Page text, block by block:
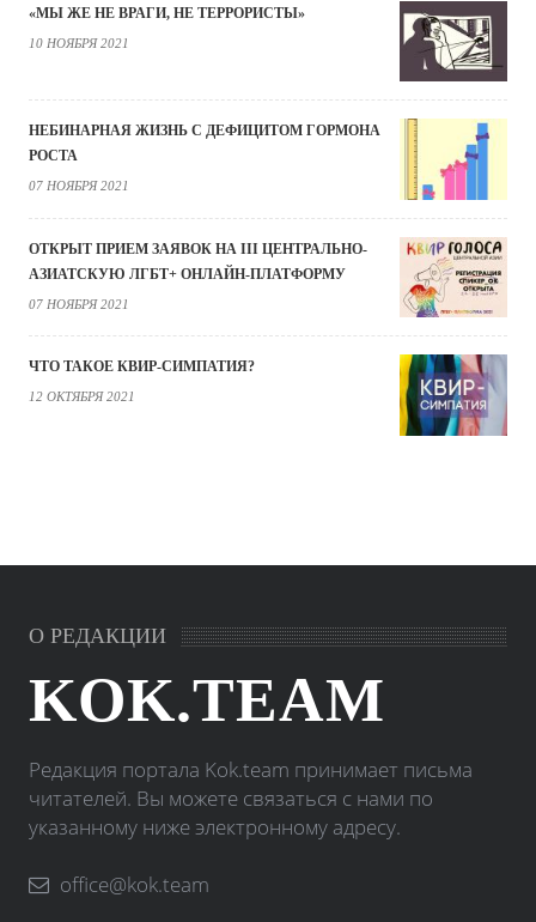
«МЫ ЖЕ НЕ ВРАГИ, НЕ ТЕРРОРИСТЫ»
10 НОЯБРЯ 2021
НЕБИНАРНАЯ ЖИЗНЬ С ДЕФИЦИТОМ ГОРМОНА
РОСТА
07 НОЯБРЯ 2021
ОТКРЫТ ПРИЕМ ЗАЯВОК НА III ЦЕНТРАЛЬНО-
АЗИАТСКУЮ ЛГБТ+ ОНЛАЙН-ПЛАТФОРМУ
07 НОЯБРЯ 2021
ЧТО ТАКОЕ КВИР-СИМПАТИЯ?
12 ОКТЯБРЯ 2021
О РЕДАКЦИИ
KOK.TEAM
Редакция портала Kok.team принимает письма
читателей. Вы можете связаться с нами по
указанному ниже электронному адресу.
office@kok.team